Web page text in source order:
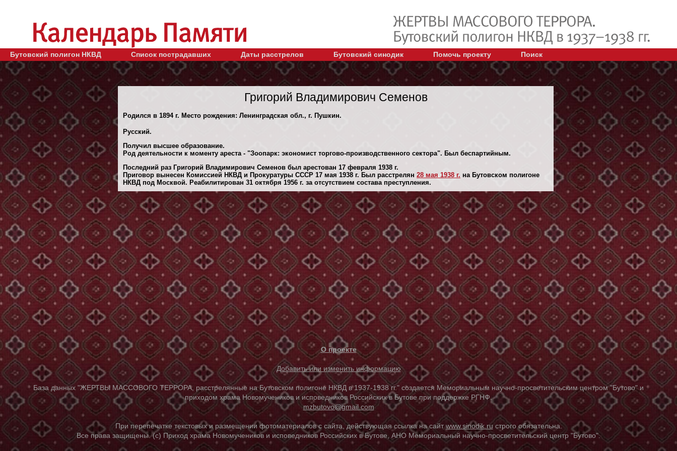
Бутовский полигон НКВД Список пострадавших Даты расстрелов Бутовский синодик Помочь проекту Поиск
Григорий Владимирович Семенов
Родился в 1894 г. Место рождения: Ленинградская обл., г. Пушкин.
Русский.
Получил высшее образование.
Род деятельности к моменту ареста - "Зоопарк: экономист торгово-производственного сектора". Был беспартийным.
Последний раз Григорий Владимирович Семенов был арестован 17 февраля 1938 г.
Приговор вынесен Комиссией НКВД и Прокуратуры СССР 17 мая 1938 г. Был расстрелян 28 мая 1938 г. на Бутовском полигоне
НКВД под Москвой. Реабилитирован 31 октября 1956 г. за отсутствием состава преступления.
О проекте
Добавить или изменить информацию
База данных "ЖЕРТВЫ МАССОВОГО ТЕРРОРА, расстрелянные на Бутовском полигоне НКВД в 1937-1938 гг." создается Мемориальным научно-просветительским центром "Бутово" и
приходом храма Новомучеников и исповедников Российских в Бутове при поддержке РГНФ.
mzbutovo@gmail.com
При перепечатке текстовых и размещении фотоматериалов с сайта, действующая ссылка на сайтwww.sinodik.ru строго обязательна.
Все права защищены. (с) Приход храма Новомучеников и исповедников Российских в Бутове, АНО Мемориальный научно-просветительский центр "Бутово".